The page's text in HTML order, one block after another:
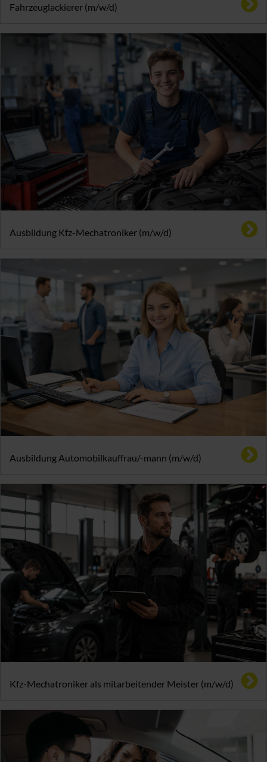
Fahrzeuglackierer (m/w/d)
Ausbildung Kfz-Mechatroniker (m/w/d)
Ausbildung Automobilkauffrau/-mann (m/w/d)
Kfz-Mechatroniker als mitarbeitender Meister (m/w/d)